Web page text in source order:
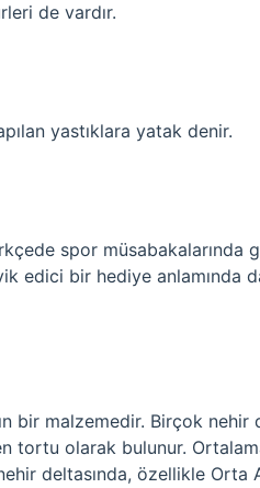
de vardır.
yastıklara yatak denir.
spor müsabakalarında
edici bir hediye anlamında
bir malzemedir. Birçok nehir
tortu olarak bulunur.
deltasında, özellikle Orta